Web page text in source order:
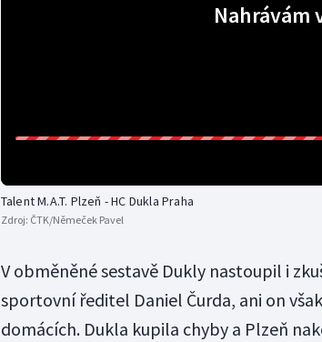
Nahrávám
Talent M.A.T. Plzeň - HC Dukla Praha
Zdroj: ČTK/Němeček Pavel
V obměněné sestavě Dukly nastoupil i
sportovní ředitel Daniel Čurda, ani on
domácích. Dukla kupila chyby a Plzeň